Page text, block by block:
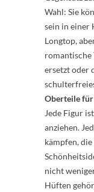
Wahl: Sie
sein in einer
Longtop,
romantische
ersetzt oder
Oberteile
Jede Figur
anziehen.
kämpfen,
nicht
Hüften